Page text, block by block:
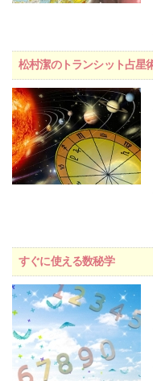
松村潔のトランシット占星
すぐに使える数秘学